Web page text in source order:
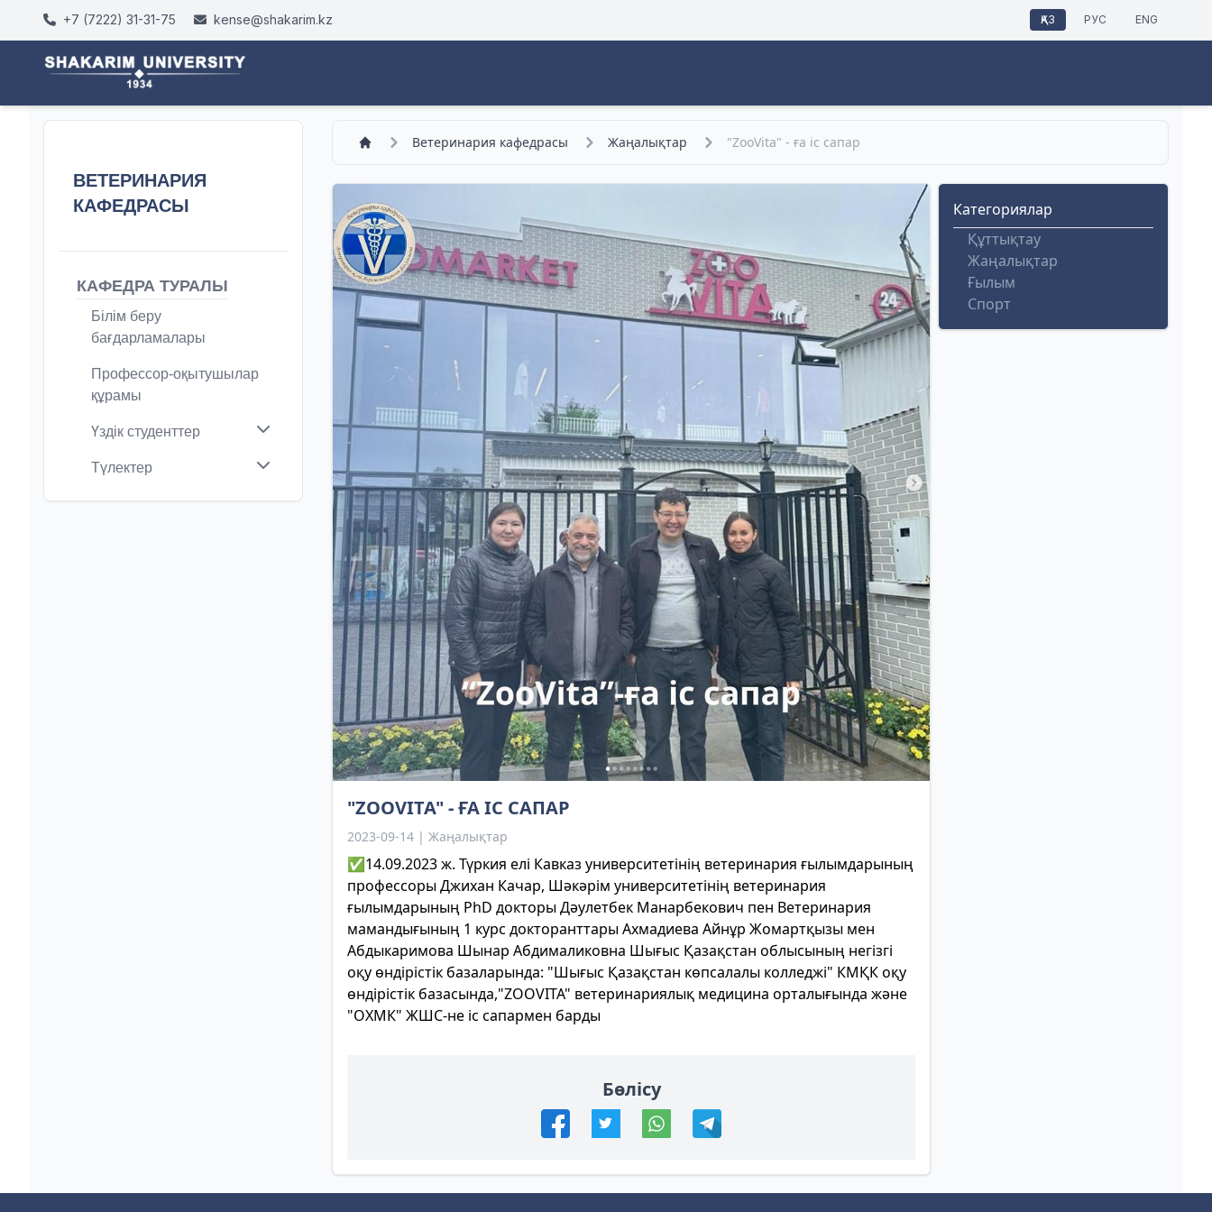
+7 (7222) 31-31-75 kense@shakarim.kz ҚАЗ РУС ENG
ВЕТЕРИНАРИЯ
КАФЕДРАСЫ
КАФЕДРА ТУРАЛЫ
Білім беру
бағдарламалары
Профессор-оқытушылар
құрамы
Үздік студенттер
Түлектер
Ветеринария кафедрасы Жаңалықтар "ZooVita" - ға іс сапар
"ZOOVITA" - ҒА ІС САПАР
2023-09-14 | Жаңалықтар
✅14.09.2023 ж. Түркия елі Кавказ университетінің ветеринария ғылымдарының
профессоры Джихан Качар, Шәкәрім университетінің ветеринария
ғылымдарының РhD докторы Дәулетбек Манарбекович пен Ветеринария
мамандығының 1 курс докторанттары Ахмадиева Айнұр Жомартқызы мен
Абдыкаримова Шынар Абдималиковна Шығыс Қазақстан облысының негізгі
оқу өндірістік базаларында: "Шығыс Қазақстан көпсалалы колледжі" КМҚК оқу
өндірістік базасында,"ZOOVITA" ветеринариялық медицина орталығында және
"ОХМК" ЖШС-не іс сапармен барды
Бөлісу
Категориялар
Құттықтау
Жаңалықтар
Ғылым
Спорт